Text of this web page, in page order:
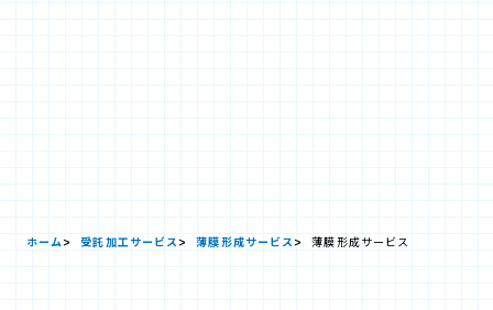
ホーム 受託加工サービス 薄膜形成サービス 薄膜形成サービス